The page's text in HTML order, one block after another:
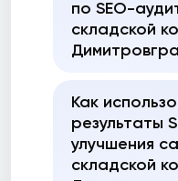
по SEO-
складской
Как
результаты
улучшения
складской